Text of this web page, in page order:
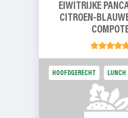
EIWITRIJKE
CITROEN-
HOOFDGERECHT LUNCH